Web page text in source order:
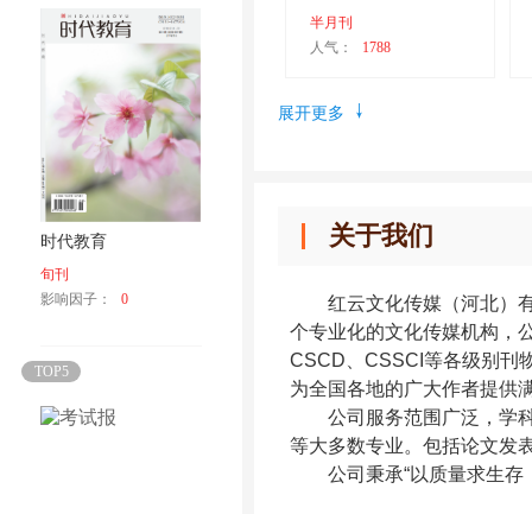
时代教育
旬刊
影响因子：
0
TOP5
半月刊
人气：
1788
展开更多
关于我们
红云文化传媒（河北）有
个专业化的文化传媒机构，
CSCD、CSSCI等各级别刊
为全国各地的广大作者提供
公司服务范围广泛， 学
等大多数专业。 包括论文发
公司秉承“以质量求生存，